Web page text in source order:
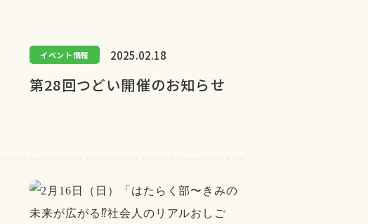
イベント情報 2025.02.18
第28回つどい開催のお知らせ